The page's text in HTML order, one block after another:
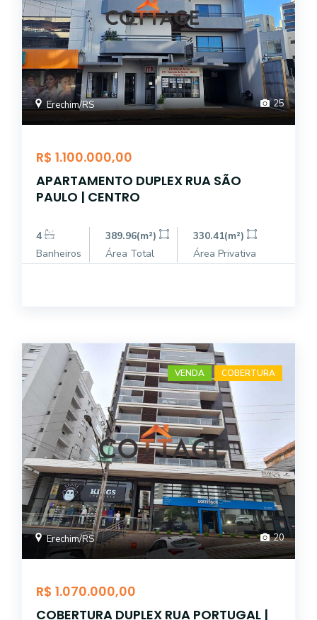
Erechim/RS 25
R$ 1.100.000,00
APARTAMENTO DUPLEX RUA SÃO
PAULO | CENTRO
4
Banheiros
389.96(m²)
Área Total
330.41(m²)
Área Privativa
VENDA COBERTURA
Erechim/RS 20
R$ 1.070.000,00
COBERTURA DUPLEX RUA PORTUGAL |